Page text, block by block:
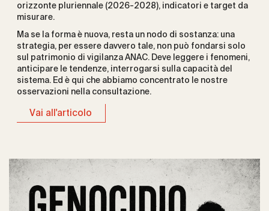
orizzonte pluriennale (2026-2028), indicatori e target da
misurare.
Ma se la forma è nuova, resta un nodo di sostanza: una
strategia, per essere davvero tale, non può fondarsi solo
sul patrimonio di vigilanza ANAC. Deve leggere i fenomeni,
anticipare le tendenze, interrogarsi sulla capacità del
sistema. Ed è qui che abbiamo concentrato le nostre
osservazioni nella consultazione.
Vai all'articolo